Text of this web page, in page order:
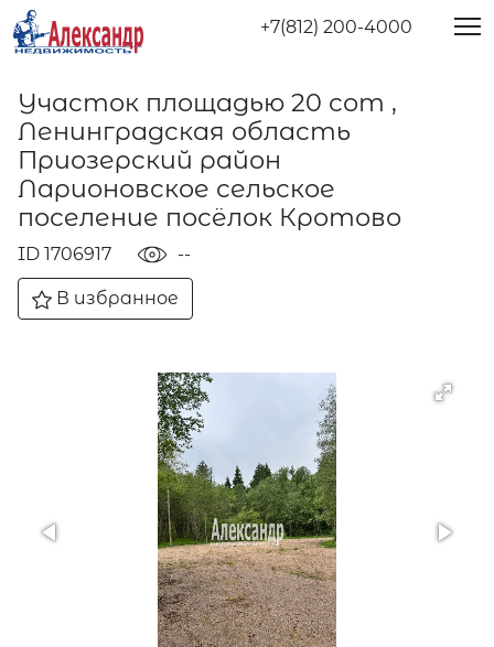
+7(812) 200-4000
Участок площадью 20 сот ,
Ленинградская область
Приозерский район
Ларионовское сельское
поселение посёлок Кротово
ID 1706917 --
В избранное